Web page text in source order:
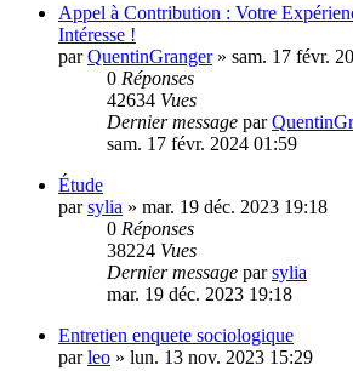
Appel à Contribution : Votre
Intéresse !
parQuentinGranger» sam. 17 févr.
0 Réponses
42634 Vues
Dernier message par
sam. 17 févr. 2024 01:59
Étude
parsylia » mar. 19 déc. 2023 19:18
0 Réponses
38224 Vues
Dernier message parsylia
mar. 19 déc. 2023 19:18
Entretien enquete sociologique
parleo » lun. 13 nov. 2023 15:29